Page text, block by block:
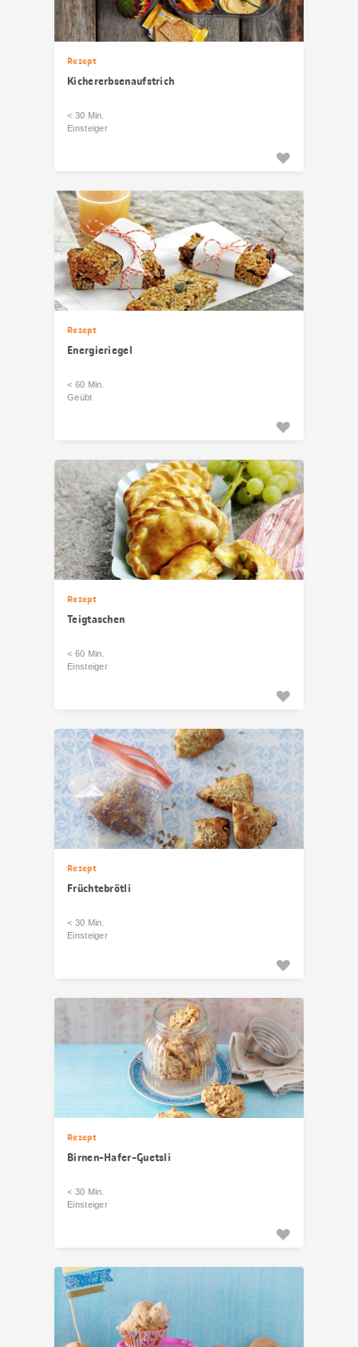
Rezept
Kichererbsenaufstrich
< 30 Min.
Einsteiger
Rezept
Energieriegel
< 60 Min.
Geübt
Rezept
Teigtaschen
< 60 Min.
Einsteiger
Rezept
Früchtebrötli
< 30 Min.
Einsteiger
Rezept
Birnen-Hafer-Guetsli
< 30 Min.
Einsteiger